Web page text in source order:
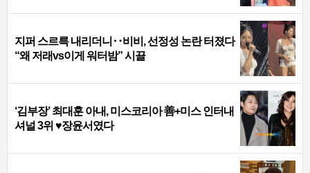
지퍼 스르륵 내리더니‥비비, 선정성 논란 터졌다
“왜 저래vs이게 워터밤” 시끌
‘김부장’ 최대훈 아내, 미스코리아 善+미스 인터내
셔널 3위 ♥장윤서였다